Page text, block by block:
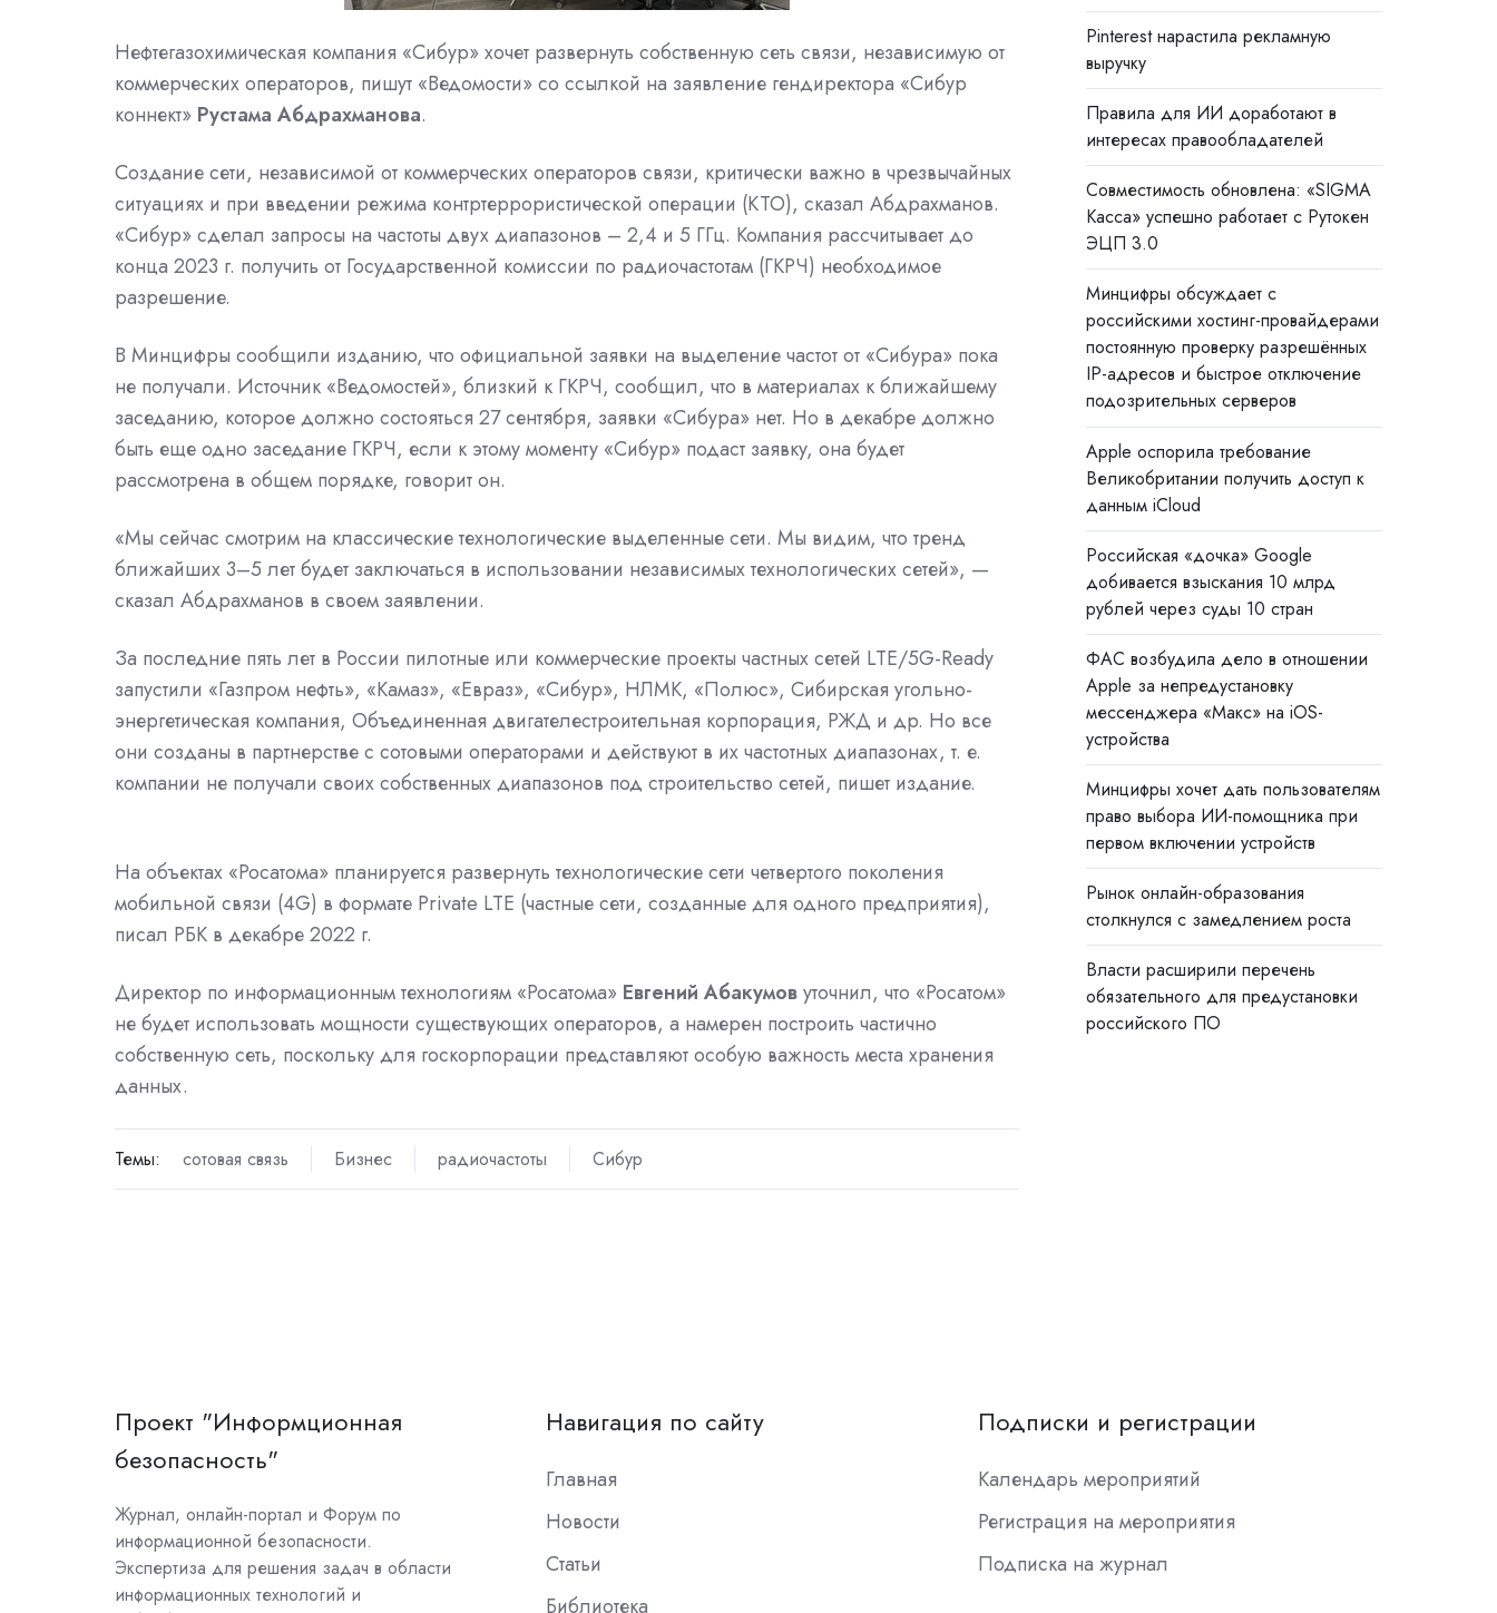
Нефтегазохимическая компания «Сибур» хочет развернуть собственную сеть связи, независимую от
коммерческих операторов, пишут «Ведомости» со ссылкой на заявление гендиректора «Сибур
коннект» Рустама Абдрахманова.
Создание сети, независимой от коммерческих операторов связи, критически важно в чрезвычайных
ситуациях и при введении режима контртеррористической операции (КТО), сказал Абдрахманов.
«Сибур» сделал запросы на частоты двух диапазонов – 2,4 и 5 ГГц. Компания рассчитывает до
конца 2023 г. получить от Государственной комиссии по радиочастотам (ГКРЧ) необходимое
разрешение.
В Минцифры сообщили изданию, что официальной заявки на выделение частот от «Сибура» пока
не получали. Источник «Ведомостей», близкий к ГКРЧ, сообщил, что в материалах к ближайшему
заседанию, которое должно состояться 27 сентября, заявки «Сибура» нет. Но в декабре должно
быть еще одно заседание ГКРЧ, если к этому моменту «Сибур» подаст заявку, она будет
рассмотрена в общем порядке, говорит он.
«Мы сейчас смотрим на классические технологические выделенные сети. Мы видим, что тренд
ближайших 3–5 лет будет заключаться в использовании независимых технологических сетей», —
сказал Абдрахманов в своем заявлении.
За последние пять лет в России пилотные или коммерческие проекты частных сетей LTE/5G-Ready
запустили «Газпром нефть», «Камаз», «Евраз», «Сибур», НЛМК, «Полюс», Сибирская угольно-
энергетическая компания, Объединенная двигателестроительная корпорация, РЖД и др. Но все
они созданы в партнерстве с сотовыми операторами и действуют в их частотных диапазонах, т. е.
компании не получали своих собственных диапазонов под строительство сетей, пишет издание.
На объектах «Росатома» планируется развернуть технологические сети четвертого поколения
мобильной связи (4G) в формате Private LTE (частные сети, созданные для одного предприятия),
писал РБК в декабре 2022 г.
Директор по информационным технологиям «Росатома» Евгений Абакумовуточнил, что «Росатом»
не будет использовать мощности существующих операторов, а намерен построить частично
собственную сеть, поскольку для госкорпорации представляют особую важность места хранения
данных.
Темы: сотовая связь Бизнес радиочастоты Сибур
Pinterest нарастила рекламную
выручку
Правила для ИИ доработают в
интересах правообладателей
Совместимость обновлена: «SIGMA
Касса» успешно работает с Рутокен
ЭЦП 3.0
Минцифры обсуждает с
российскими хостинг-провайдерами
постоянную проверку разрешённых
IP-адресов и быстрое отключение
подозрительных серверов
Apple оспорила требование
Великобритании получить доступ к
данным iCloud
Российская «дочка» Google
добивается взыскания 10 млрд
рублей через суды 10 стран
ФАС возбудила дело в отношении
Apple за непредустановку
мессенджера «Макс» на iOS-
устройства
Минцифры хочет дать пользователям
право выбора ИИ-помощника при
первом включении устройств
Рынок онлайн-образования
столкнулся с замедлением роста
Власти расширили перечень
обязательного для предустановки
российского ПО
Проект "Информционная
безопасность"
Журнал, онлайн-портал и Форум по
информационной безопасности.
Экспертиза для решения задач в области
информационных технологий и
Навигация по сайту
Главная
Новости
Статьи
Библиотека
Подписки и регистрации
Календарь мероприятий
Регистрация на мероприятия
Подписка на журнал